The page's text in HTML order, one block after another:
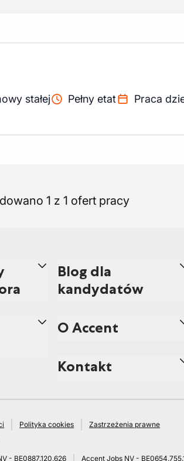
stałej Pełny etat Praca
1 z 1 ofert pracy
Blog dla
kandydatów
O Accent
Kontakt
Polityka cookies
Zastrzeżenia prawne
- BE0887.120.626 Accent Jobs NV -